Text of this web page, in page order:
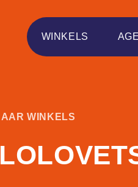
WINKELS
WINKELS